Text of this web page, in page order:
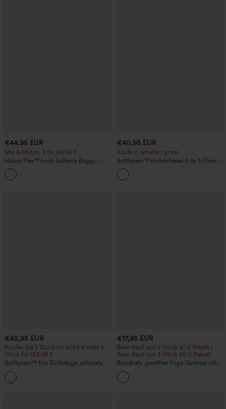
€44,95 EUR
Mix & Match: 3 für 88,30 €
Halara Flex™ hoch taillierte Baggy-
Jeans mit Taschen, weitem Bein,
stonewashed, lässig
€40,95 EUR
Kaufe 2, erhalte 1 gratis
Softlyzero™ rückenfreies 2-in-1-Flare-
Trainingskleid – Wannabe – Easy Peezy
€40,95 EUR
Kaufen Sie 2 Stück für 61,54 € oder 4
Stück für 123,08 €.
Softlyzero™ Eco Einfarbige, schmale,
hoch taillierte Wanderhose mit
mehreren Taschen
€17,95 EUR
Beim Kauf von 2 Stück 10 % Rabatt |
Beim Kauf von 3 Stück 20 % Rabatt
Rundhals, gerafftes Yoga-Tanktop mit
Cool-Touch-Effekt – UPF50+